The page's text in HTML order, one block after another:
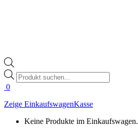
Products
search
0
Zeige EinkaufswagenKasse
Keine Produkte im Einkaufswagen.